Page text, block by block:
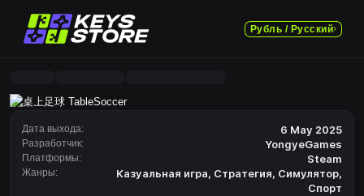
Рубль / Русский
Дата выхода: 6 May 2025
Разработчик: YongyeGames
Платформы: Steam
Жанры: Казуальная игра, Стратегия, Симулятор,
Спорт